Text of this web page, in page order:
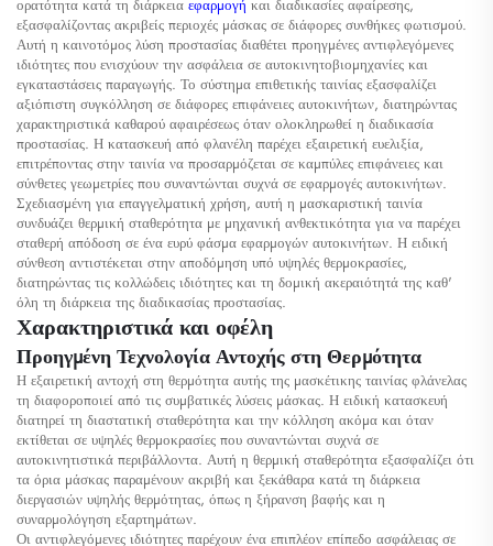
ορατότητα κατά τη διάρκεια εφαρμογή και διαδικασίες αφαίρεσης,
εξασφαλίζοντας ακριβείς περιοχές μάσκας σε διάφορες συνθήκες φωτισμού.
Αυτή η καινοτόμος λύση προστασίας διαθέτει προηγμένες αντιφλεγόμενες
ιδιότητες που ενισχύουν την ασφάλεια σε αυτοκινητοβιομηχανίες και
εγκαταστάσεις παραγωγής. Το σύστημα επιθετικής ταινίας εξασφαλίζει
αξιόπιστη συγκόλληση σε διάφορες επιφάνειες αυτοκινήτων, διατηρώντας
χαρακτηριστικά καθαρού αφαιρέσεως όταν ολοκληρωθεί η διαδικασία
προστασίας. Η κατασκευή από φλανέλη παρέχει εξαιρετική ευελιξία,
επιτρέποντας στην ταινία να προσαρμόζεται σε καμπύλες επιφάνειες και
σύνθετες γεωμετρίες που συναντώνται συχνά σε εφαρμογές αυτοκινήτων.
Σχεδιασμένη για επαγγελματική χρήση, αυτή η μασκαριστική ταινία
συνδυάζει θερμική σταθερότητα με μηχανική ανθεκτικότητα για να παρέχει
σταθερή απόδοση σε ένα ευρύ φάσμα εφαρμογών αυτοκινήτων. Η ειδική
σύνθεση αντιστέκεται στην αποδόμηση υπό υψηλές θερμοκρασίες,
διατηρώντας τις κολλώδεις ιδιότητες και τη δομική ακεραιότητά της καθ'
όλη τη διάρκεια της διαδικασίας προστασίας.
Χαρακτηριστικά και οφέλη
Προηγμένη Τεχνολογία Αντοχής στη Θερμότητα
Η εξαιρετική αντοχή στη θερμότητα αυτής της μασκέτικης ταινίας φλάνελας
τη διαφοροποιεί από τις συμβατικές λύσεις μάσκας. Η ειδική κατασκευή
διατηρεί τη διαστατική σταθερότητα και την κόλληση ακόμα και όταν
εκτίθεται σε υψηλές θερμοκρασίες που συναντώνται συχνά σε
αυτοκινητιστικά περιβάλλοντα. Αυτή η θερμική σταθερότητα εξασφαλίζει ότι
τα όρια μάσκας παραμένουν ακριβή και ξεκάθαρα κατά τη διάρκεια
διεργασιών υψηλής θερμότητας, όπως η ξήρανση βαφής και η
συναρμολόγηση εξαρτημάτων.
Οι αντιφλεγόμενες ιδιότητες παρέχουν ένα επιπλέον επίπεδο ασφάλειας σε